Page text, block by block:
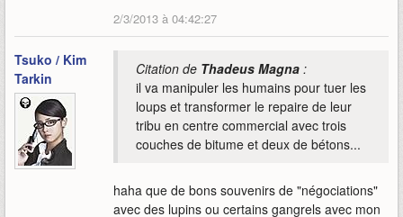
2/3/2013 à 04:42:27
Tsuko / Kim
Tarkin
Citation de Thadeus Magna :
il va manipuler les humains pour tuer les
loups et transformer le repaire de leur
tribu en centre commercial avec trois
couches de bitume et deux de bétons...
haha que de bons souvenirs de "négociations"
avec des lupins ou certains gangrels avec mon